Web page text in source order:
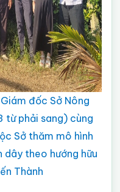
đốc Sở Nông
từ phải sang) cùng
Sở thăm mô hình
theo hướng hữu
Thành